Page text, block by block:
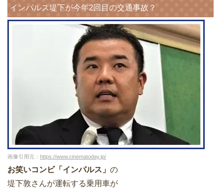
インパルス堤下が今年2回目の交通事故？
画像引用元： https://www.cinematoday.jp/
お笑いコンビ「インパルス」 の
堤下敦さんが運転する乗用車が